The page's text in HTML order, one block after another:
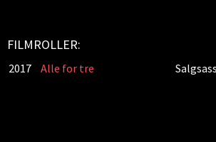
FILMROLLER:
2017 Alle for tre